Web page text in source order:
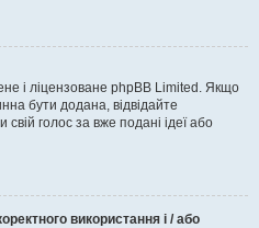
і ліцензоване phpBB Limited. Якщо
бути додана, відвідайте
свій голос за вже подані ідеї або
використання і / або